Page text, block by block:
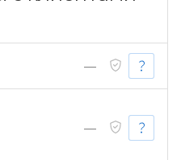
—
—